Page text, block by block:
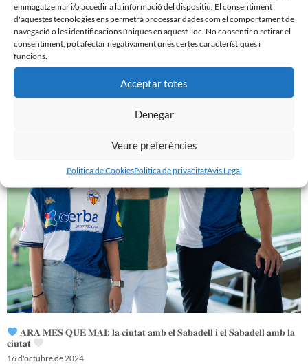
emmagatzemar i/o accedir a la informació del dispositiu. El consentiment
d'aquestes tecnologies ens permetrà processar dades com el comportament de
navegació o les identificacions úniques en aquest lloc. No consentir o retirar el
consentiment, pot afectar negativament unes certes característiques i
funcions.
Acceptar totes
Denegar
Veure preferències
Politica de CookiesPolitica de privacitatAvis Legal
𝑽𝒆𝒏𝒊𝒎 𝒅’𝒖𝒏𝒂 𝒈𝒓𝒂𝒏 𝒃𝒂𝒕𝒂𝒍𝒍𝒂…𝒊 𝒂𝒏𝒆𝒎 𝒂 𝒑𝒆𝒓 𝒍𝒂 𝒔𝒆𝒈𝒖̈𝒆𝒏𝒕
𝐀𝐑𝐀 𝐌𝐄́𝐒 𝐐𝐔𝐄 𝐌𝐀𝐈: 𝐥𝐚 𝐜𝐢𝐮𝐭𝐚𝐭 𝐚𝐦𝐛 𝐞𝐥 𝐒𝐚𝐛𝐚𝐝𝐞𝐥𝐥 𝐢 𝐞𝐥 𝐒𝐚𝐛𝐚𝐝𝐞𝐥𝐥 𝐚𝐦𝐛 𝐥𝐚
𝐜𝐢𝐮𝐭𝐚𝐭
16 d'octubre de 2024